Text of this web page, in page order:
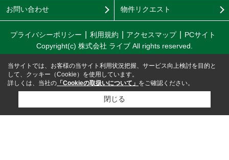
お問い合わせ 物件リクエスト
プライバシーポリシー 利用規約 アクセスマップ
PCサイト
Copyright(c) 株式会社 ライブ All rights reserved.
当サイトでは、お客様の当サイト利用状況把握、サービス向上検討を目的と
して、クッキー（Cookie）を使用しています。
詳しくは、当社の 「Cookieの取扱いについて」 をご確認ください。
閉じる